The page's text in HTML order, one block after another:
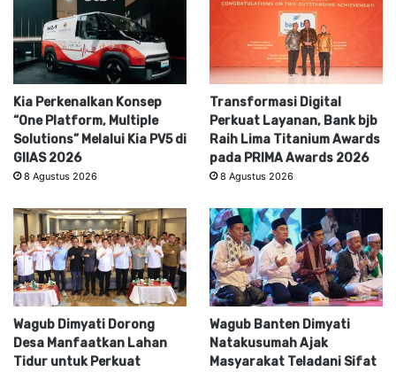
Kia Perkenalkan Konsep
“One Platform, Multiple
Solutions” Melalui Kia PV5 di
GIIAS 2026
8 Agustus 2026
Transformasi Digital
Perkuat Layanan, Bank bjb
Raih Lima Titanium Awards
pada PRIMA Awards 2026
8 Agustus 2026
Wagub Dimyati Dorong
Desa Manfaatkan Lahan
Tidur untuk Perkuat
Wagub Banten Dimyati
Natakusumah Ajak
Masyarakat Teladani Sifat